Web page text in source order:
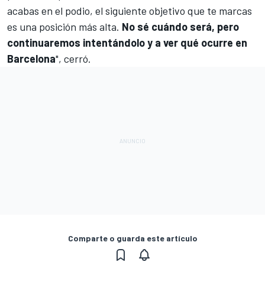
acabas en el podio, el siguiente objetivo que te marcas
es una posición más alta. No sé cuándo será, pero
continuaremos intentándolo y a ver qué ocurre en
Barcelona", cerró.
Comparte o guarda este artículo